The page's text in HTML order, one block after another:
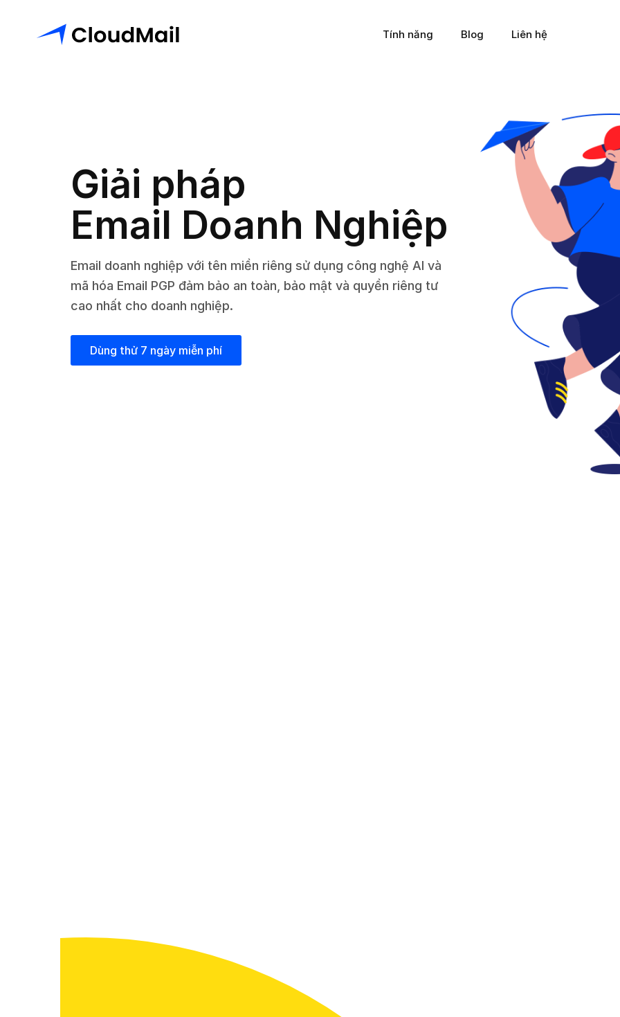
Tính năng Blog Liên hệ
Giải pháp
Email Doanh Nghiệp
Email doanh nghiệp với tên miền riêng sử dụng công nghệ AI và
mã hóa Email PGP đảm bảo an toàn, bảo mật và quyền riêng tư
cao nhất cho doanh nghiệp.
Dùng thử 7 ngày miễn phí